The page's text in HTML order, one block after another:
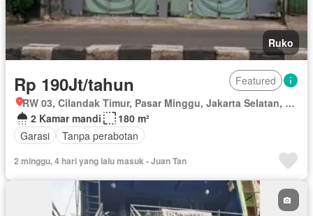
Ruko
Rp 190Jt/tahun
Featured
RW 03, Cilandak Timur, Pasar Minggu, Jakarta Selatan, Daerah Khusus Ibukota Jakarta
2 Kamar mandi
180 m²
Garasi
Tanpa perabotan
2 minggu, 4 hari yang lalu masuk - Juan Tan